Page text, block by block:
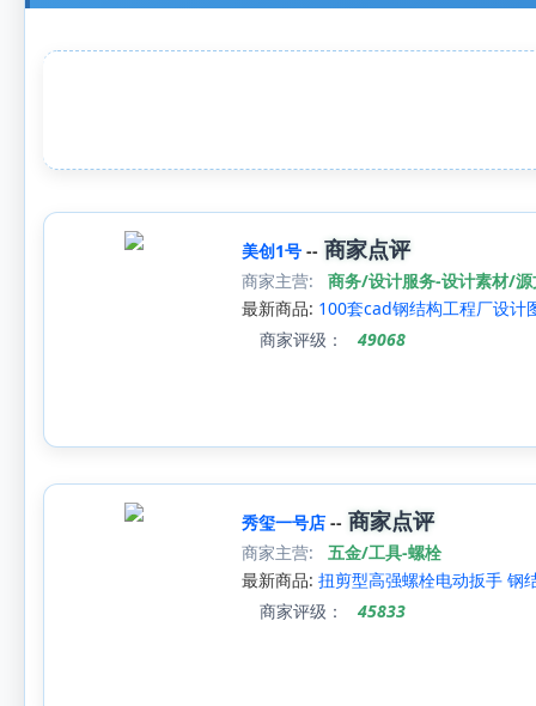
美创1号 -- 商家点评
商家主营:
商务/设计服务-设计素材/源
最新商品: 100套cad钢结构工程厂设计
商家评级：
49068
秀玺一号店 -- 商家点评
商家主营:
五金/工具-螺栓
最新商品: 扭剪型高强螺栓电动扳手 钢
商家评级：
45833